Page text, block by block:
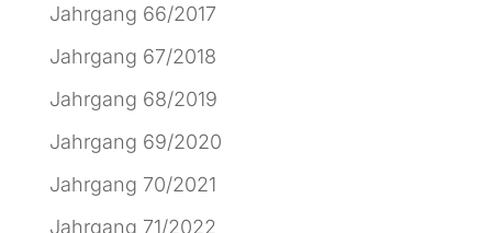
Jahrgang 66/2017
Jahrgang 67/2018
Jahrgang 68/2019
Jahrgang 69/2020
Jahrgang 70/2021
Jahrgang 71/2022